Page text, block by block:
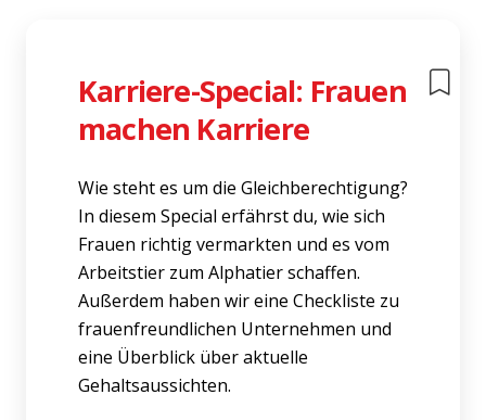
Karriere-Special: Frauen
machen Karriere
Wie steht es um die Gleichberechtigung?
In diesem Special erfährst du, wie sich
Frauen richtig vermarkten und es vom
Arbeitstier zum Alphatier schaffen.
Außerdem haben wir eine Checkliste zu
frauenfreundlichen Unternehmen und
eine Überblick über aktuelle
Gehaltsaussichten.